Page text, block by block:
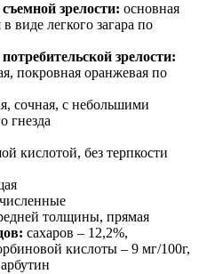
зрелости: основная
виде легкого загара по
зрелости:
покровная оранжевая по
сочная, с небольшими
гнезда
кислотой, без терпкости
толщины, прямая
сахаров – 12,2%,
кислоты – 9 мг/100г,